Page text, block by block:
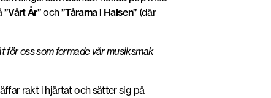
”Vårt År”och”Tårarna i Halsen” (där
för oss som formade vår musiksmak
rakt i hjärtat och sätter sig på